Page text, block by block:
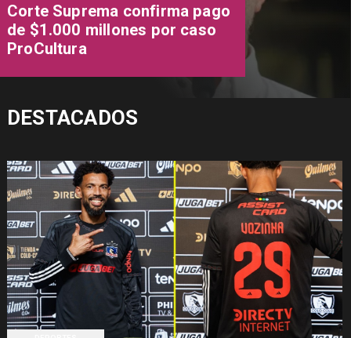
Corte Suprema confirma pago
de $1.000 millones por caso
ProCultura
DESTACADOS